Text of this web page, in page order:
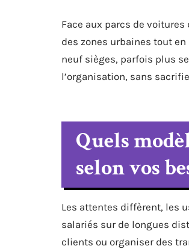
Face aux parcs de voitures
des zones urbaines tout
neuf sièges, parfois plus
l’organisation, sans
Quels
selon vos
Les attentes diffèrent, les
salariés sur de longues
clients ou organiser des